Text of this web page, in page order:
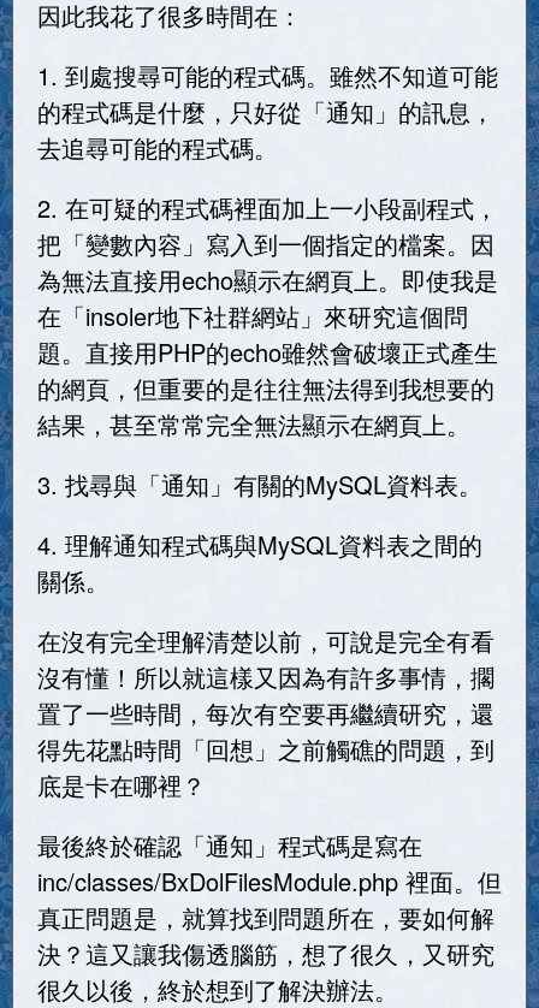
因此我花了很多時間在：
1. 到處搜尋可能的程式碼。雖然不知道可能
的程式碼是什麼，只好從「通知」的訊息，
去追尋可能的程式碼。
2. 在可疑的程式碼裡面加上一小段副程式，
把「變數內容」寫入到一個指定的檔案。因
為無法直接用echo顯示在網頁上。即使我是
在「insoler地下社群網站」來研究這個問
題。直接用PHP的echo雖然會破壞正式產生
的網頁，但重要的是往往無法得到我想要的
結果，甚至常常完全無法顯示在網頁上。
3. 找尋與「通知」有關的MySQL資料表。
4. 理解通知程式碼與MySQL資料表之間的
關係。
在沒有完全理解清楚以前，可說是完全有看
沒有懂！所以就這樣又因為有許多事情，擱
置了一些時間，每次有空要再繼續研究，還
得先花點時間「回想」之前觸礁的問題，到
底是卡在哪裡？
最後終於確認「通知」程式碼是寫在
inc/classes/BxDolFilesModule.php 裡面。但
真正問題是，就算找到問題所在，要如何解
決？這又讓我傷透腦筋，想了很久，又研究
很久以後，終於想到了解決辦法。